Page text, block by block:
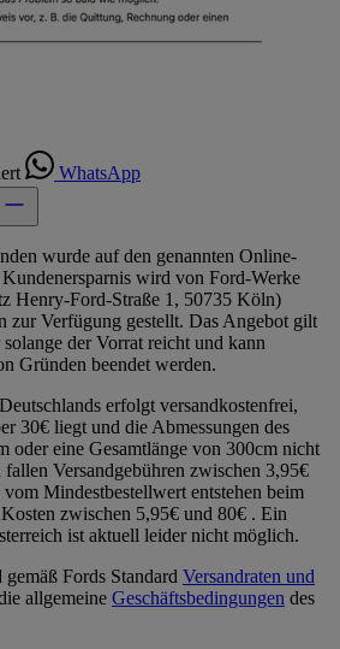
WhatsApp
wurde auf den genannten Online-
wird von Ford-Werke
Henry-Ford-Straße 1, 50735 Köln)
zur Verfügung gestellt. Das Angebot gilt
der Vorrat reicht und kann
Gründen beendet werden.
erfolgt versandkostenfrei,
30€ liegt und die Abmessungen des
oder eine Gesamtlänge von 300cm nicht
fallen Versandgebühren zwischen 3,95€
Mindestbestellwert entstehen beim
zwischen 5,95€ und 80€ . Ein
ist aktuell leider nicht möglich.
Fords Standard Versandraten und
allgemeine Geschäftsbedingungen des